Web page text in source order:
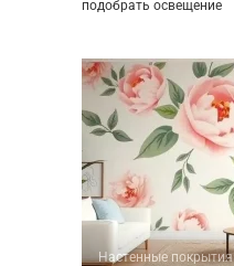
подобрать освещение
Настенные покрытия